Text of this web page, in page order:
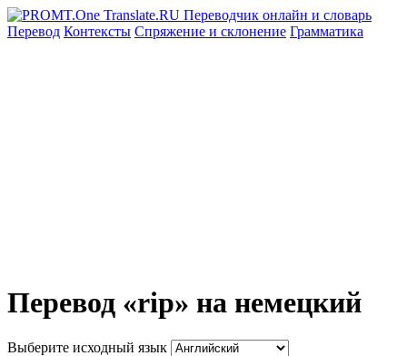
Перевод Контексты Спряжение и склонение Грамматика
Перевод «rip» на немецкий
Выберите исходный язык